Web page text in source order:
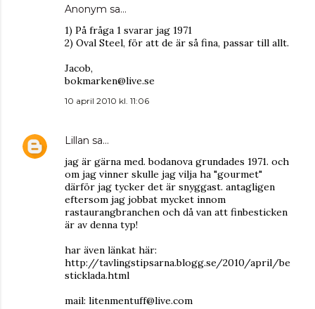
Anonym sa…
1) På fråga 1 svarar jag 1971
2) Oval Steel, för att de är så fina, passar till allt.
Jacob,
bokmarken@live.se
10 april 2010 kl. 11:06
Lillan sa…
jag är gärna med. bodanova grundades 1971. och
om jag vinner skulle jag vilja ha "gourmet"
därför jag tycker det är snyggast. antagligen
eftersom jag jobbat mycket innom
rastaurangbranchen och då van att finbesticken
är av denna typ!
har även länkat här:
http://tavlingstipsarna.blogg.se/2010/april/be
sticklada.html
mail: litenmentuff@live.com